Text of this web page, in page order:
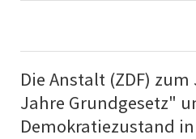
Die Anstalt (ZDF)
Jahre Grundgesetz"
Demokratiezustand in